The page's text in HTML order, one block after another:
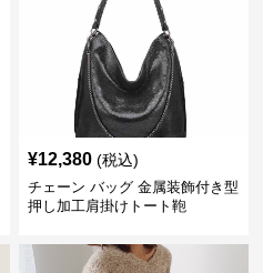
¥12,380 (税込)
チェーン バッグ 金属装飾付き型
押し加工肩掛けトート鞄